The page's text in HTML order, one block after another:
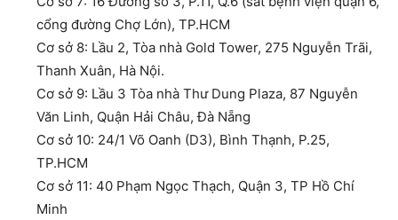
cổng đường Chợ Lớn), TP.HCM
Cơ sở 8: Lầu 2, Tòa nhà Gold Tower, 275 Nguyễn Trãi,
Thanh Xuân, Hà Nội.
Cơ sở 9: Lầu 3 Tòa nhà Thư Dung Plaza, 87 Nguyễn
Văn Linh, Quận Hải Châu, Đà Nẵng
Cơ sở 10: 24/1 Võ Oanh (D3), Bình Thạnh, P.25,
TP.HCM
Cơ sở 11: 40 Phạm Ngọc Thạch, Quận 3, TP Hồ Chí
Minh